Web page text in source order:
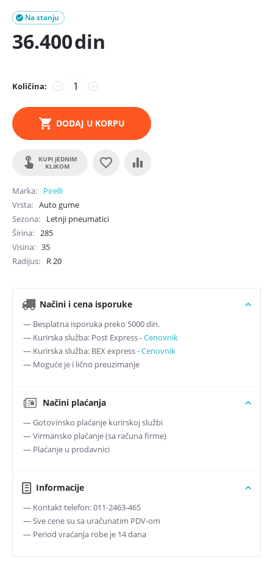
Na stanju

36.400din
Količina: +
−
DODAJ U KORPU
KUPI JEDNIM
KLIKOM
Marka
Pirelli
Vrsta
Auto gume
Sezona
Letnji pneumatici
Širina
285
Visina
35
Radijus
R 20
Načini i cena isporuke
— Besplatna isporuka preko 5000 din.
— Kurirska služba: Post Express -Cenovnik
— Kurirska služba: BEX express -Cenovnik
— Moguće je i lično preuzimanje
Načini plaćanja
— Gotovinsko plaćanje kurirskoj službi
— Virmansko plaćanje (sa računa firme)
— Plaćanje u prodavnici
Informacije
— Kontakt telefon: 011-2463-465
— Sve cene su sa uračunatim PDV-om
— Period vraćanja robe je 14 dana